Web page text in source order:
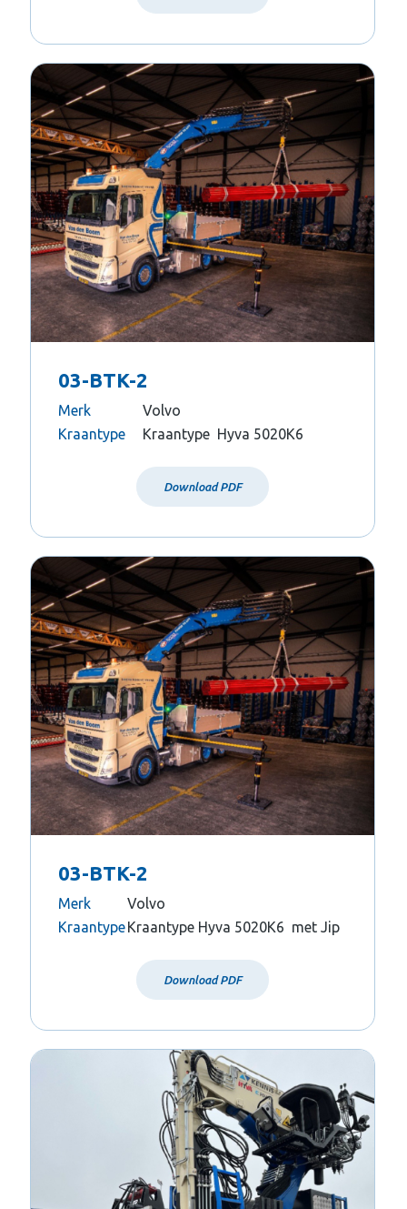
03-BTK-2
Merk
Volvo
Kraantype
Kraantype Hyva 5020K6
Download PDF
03-BTK-2
Merk
Volvo
KraantypeKraantype Hyva 5020K6 met Jip
Download PDF